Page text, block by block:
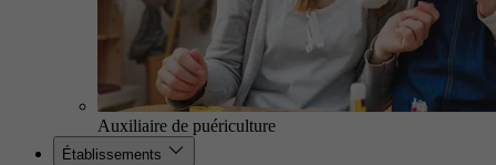
Auxiliaire de puériculture
Établissements